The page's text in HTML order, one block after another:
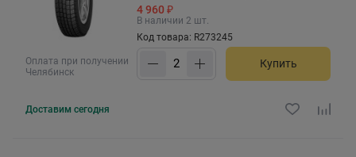
Оплата при получении
Челябинск
4 960 ₽
В наличии 2 шт.
Код товара: R273245
Купить
Доставим сегодня